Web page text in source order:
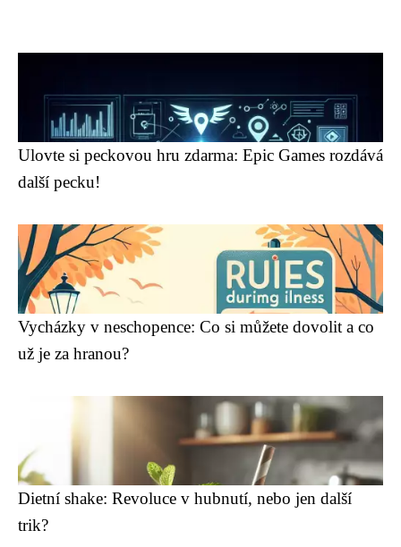
Ulovte si peckovou hru zdarma: Epic Games rozdává
další pecku!
Vycházky v neschopence: Co si můžete dovolit a co
už je za hranou?
Dietní shake: Revoluce v hubnutí, nebo jen další
trik?